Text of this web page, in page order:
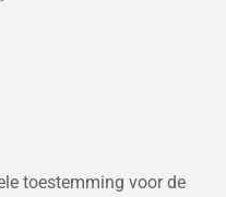
toestemming voor de